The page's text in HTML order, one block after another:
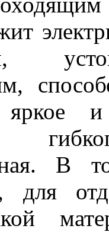
яркое
для